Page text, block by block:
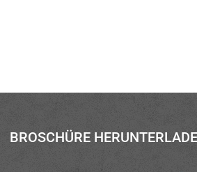
BROSCHÜRE